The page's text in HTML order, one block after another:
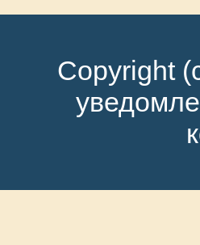
детей.
панели
Copyright